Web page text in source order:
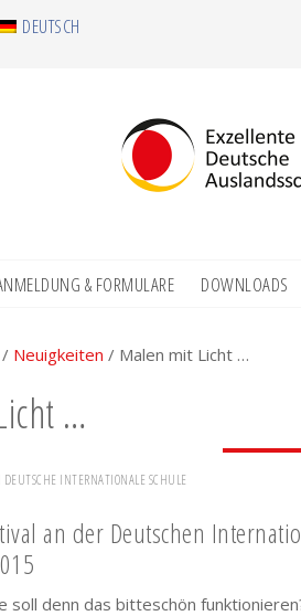
DEUTSCH
& FORMULARE DOWNLOADS
/ Neuigkeiten / Malen mit Licht …
…
DEUTSCHE INTERNATIONALE SCHULE
an der Deutschen
soll denn das bitteschön